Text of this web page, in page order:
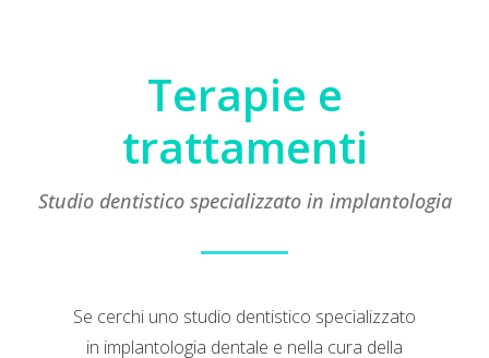
Terapie e
trattamenti
Studio dentistico specializzato in implantologia
Se cerchi uno studio dentistico specializzato
in implantologia dentale e nella cura della